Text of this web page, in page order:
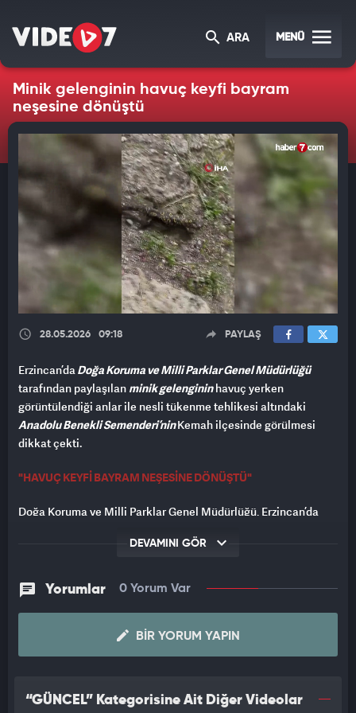
ARA MENÜ
Minik gelenginin havuç keyfi bayram
neşesine dönüştü
28.05.2026 09:18 PAYLAŞ
Erzincan’daDoğa Koruma ve Milli Parklar Genel Müdürlüğü
tarafından paylaşılan minik gelengininhavuç yerken
görüntülendiği anlar ile nesli tükenme tehlikesi altındaki
Anadolu Benekli Semenderi’ninKemah ilçesinde görülmesi
dikkat çekti.
"HAVUÇ KEYFİ BAYRAM NEŞESİNE DÖNÜŞTÜ"
Doğa Koruma ve Milli Parklar Genel Müdürlüğü, Erzincan’da
görüntülerini sosyal medya hesabından "Minik gelenginin
Paylaşımda, doğanın sevimli anlarının bayram coşkusuna renk
kattığı belirtildi.
VİDEO TEKRAR TEKRAR OYNATILDI
sergilediği sevimli tavırlar, kısa sürede çok sayıda beğeni aldı.
DEVAMINI GÖR
Yorumlar 0 Yorum Var
BIR YORUM YAPIN
“GÜNCEL” Kategorisine Ait Diğer Videolar